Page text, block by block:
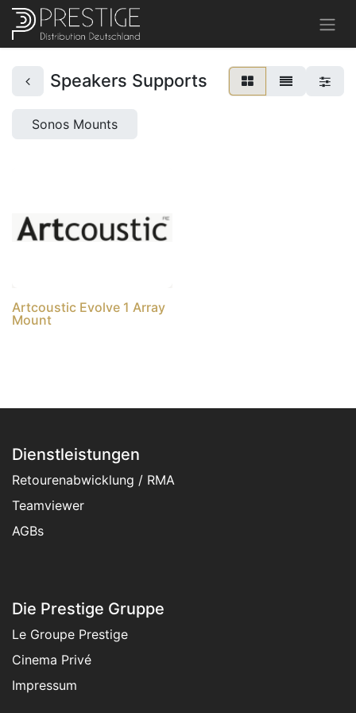
Speakers Supports
Sonos Mounts
Artcoustic Evolve 1 Array
Mount
Dienstleistungen
Retourenabwicklung / RMA
Teamviewer
AGBs
Die Prestige Gruppe
Le Groupe Prestige
Cinema Privé
Impressum